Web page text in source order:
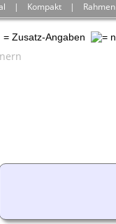
| Kompakt | Rahmen
= Zusatz-Angaben